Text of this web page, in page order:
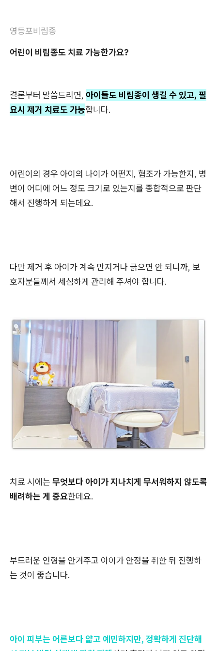
영등포비립종
어린이 비립종도 치료 가능한가요?
결론부터 말씀드리면, 아이들도 비립종이 생길 수 있고, 필
요시 제거 치료도 가능합니다.
어린이의 경우 아이의 나이가 어떤지, 협조가 가능한지, 병
변이 어디에 어느 정도 크기로 있는지를 종합적으로 판단
해서 진행하게 되는데요.
다만 제거 후 아이가 계속 만지거나 긁으면 안 되니까, 보
호자분들께서 세심하게 관리해 주셔야 합니다.
치료 시에는 무엇보다 아이가 지나치게 무서워하지 않도록
배려하는 게 중요한데요.
부드러운 인형을 안겨주고 아이가 안정을 취한 뒤 진행하
는 것이 좋습니다.
아이 피부는 어른보다 얇고 예민하지만, 정확하게 진단해